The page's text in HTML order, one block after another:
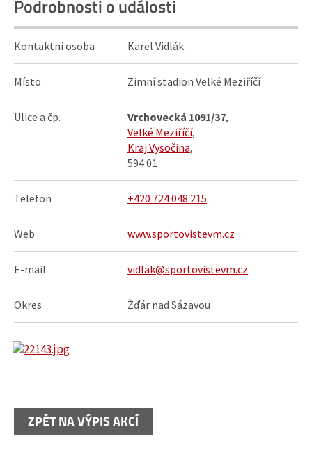
Podrobnosti o události
Kontaktní osoba Karel Vidlák
Místo Zimní stadion Velké Meziříčí
Ulice a čp. Vrchovecká 1091/37,
Velké Meziříčí,
Kraj Vysočina,
594 01
Telefon +420 724 048 215
Web www.sportovistevm.cz
E-mail vidlak@sportovistevm.cz
Okres Žďár nad Sázavou
ZPĚT NA VÝPIS AKCÍ